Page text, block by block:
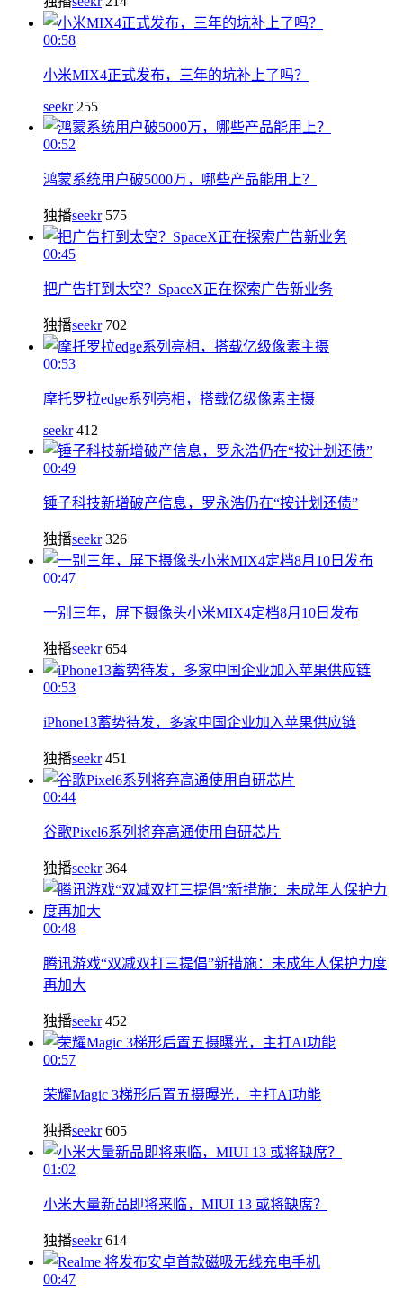
00:58
小米MIX4正式发布，三年的坑补上了吗？
seekr 255
00:52
鸿蒙系统用户破5000万，哪些产品能用上？
独播seekr 575
00:45
把广告打到太空？SpaceX正在探索广告新业务
独播seekr 702
00:53
摩托罗拉edge系列亮相，搭载亿级像素主摄
seekr 412
00:49
锤子科技新增破产信息，罗永浩仍在“按计划还债”
独播seekr 326
00:47
一别三年，屏下摄像头小米MIX4定档8月10日发布
独播seekr 654
00:53
iPhone13蓄势待发，多家中国企业加入苹果供应链
独播seekr 451
00:44
谷歌Pixel6系列将弃高通使用自研芯片
独播seekr 364
00:48
腾讯游戏“双减双打三提倡”新措施：未成年人保护力度
再加大
独播seekr 452
00:57
荣耀Magic 3梯形后置五摄曝光，主打AI功能
独播seekr 605
01:02
小米大量新品即将来临，MIUI 13 或将缺席？
独播seekr 614
00:47